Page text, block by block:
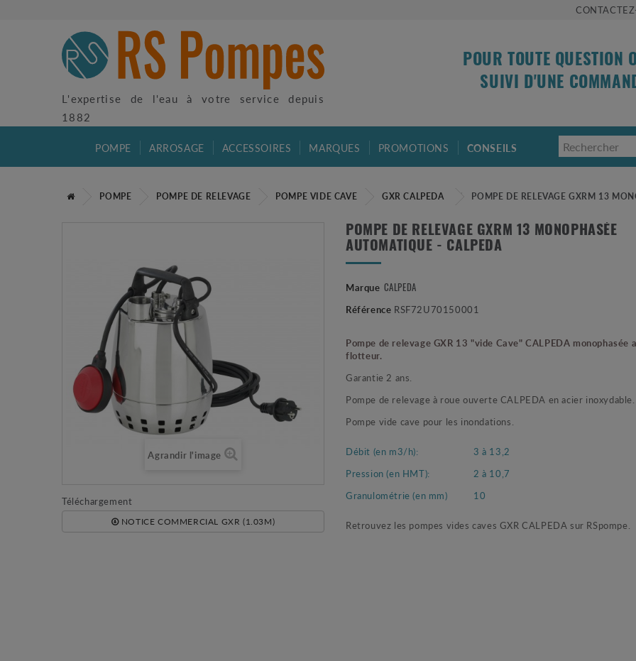
L'expertise de l'eau à votre service depuis
1882
POUR TOUTE QUESTION
SUIVI D'UNE
POMPE ARROSAGE ACCESSOIRES MARQUES PROMOTIONS CONSEILS
POMPE POMPE DE RELEVAGE POMPE VIDE CAVE GXR CALPEDA POMPE DE RELEVAGE GXRM 13
Agrandir l'image
Téléchargement
NOTICE COMMERCIAL GXR (1.03M)
POMPE DE RELEVAGE GXRM 13 MONOPHASÉE
AUTOMATIQUE - CALPEDA
Marque CALPEDA
Référence RSF72U70150001
Pompe de relevage GXR 13 "vide Cave" CALPEDA monophasée
flotteur.
Garantie 2 ans.
Pompe de relevage à roue ouverte CALPEDA en acier inoxydable.
Pompe vide cave pour les inondations.
Débit (en m3/h):
3 à 13,2
Pression (en HMT):
2 à 10,7
Granulométrie (en mm)
10
Retrouvez les pompes vides caves GXR CALPEDA sur RSpompe.